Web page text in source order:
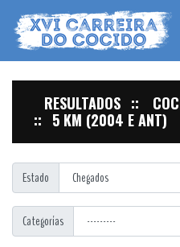
RESULTADOS
5 KM (2004 E ANT)
Estado
Categorías